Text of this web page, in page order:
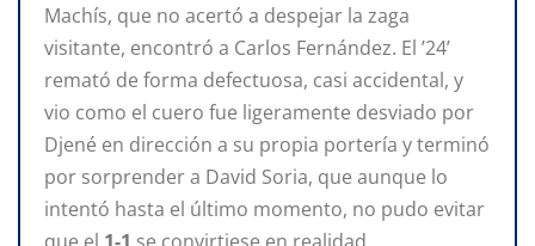
Machís, que no acertó a despejar la zaga
visitante, encontró a Carlos Fernández. El ’24’
remató de forma defectuosa, casi accidental, y
vio como el cuero fue ligeramente desviado por
Djené en dirección a su propia portería y terminó
por sorprender a David Soria, que aunque lo
intentó hasta el último momento, no pudo evitar
que el 1-1 se convirtiese en realidad.